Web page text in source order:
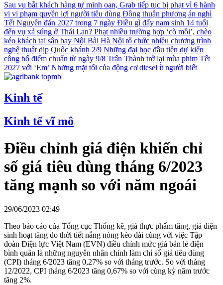
Sau vụ bắt khách hàng tự minh oan, Grab tiếp tục bị phạt vì 6 hành
vi vi phạm quyền lợi người tiêu dùng Đồng thuận phương án nghỉ
Tết Nguyên đán 2027 trong 7 ngày Điều gì đẩy nam sinh 14 tuổi
đến vụ xả súng ở Thái Lan? Phạt nhiều trường hợp ‘cò mồi’, chèo
kéo khách tại sân bay Nội Bài Hà Nội tổ chức nhiều chương trình
nghệ thuật dịp Quốc khánh 2/9 Những đại học đầu tiên dự kiến
công bố điểm chuẩn từ ngày 9/8 Trấn Thành trở lại mùa phim Tết
2027 với ‘Em’ Những mặt tối của động cơ diesel ít người biết
Kinh tế
Kinh tế vĩ mô
Điều chỉnh giá điện khiến chỉ
số giá tiêu dùng tháng 6/2023
tăng mạnh so với năm ngoái
29/06/2023 02:49
Theo báo cáo của Tổng cục Thống kê, giá thực phẩm tăng, giá điện
sinh hoạt tăng do thời tiết nắng nóng kéo dài cùng với việc Tập
đoàn Điện lực Việt Nam (EVN) điều chỉnh mức giá bán lẻ điện
bình quân là những nguyên nhân chính làm chỉ số giá tiêu dùng
(CPI) tháng 6/2023 tăng 0,27% so với tháng trước. So với tháng
12/2022, CPI tháng 6/2023 tăng 0,67% so với cùng kỳ năm trước
tăng 2%.